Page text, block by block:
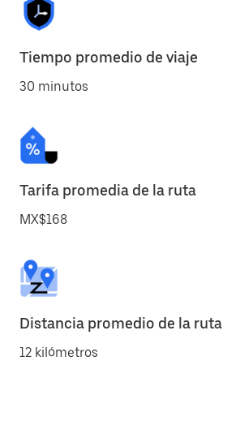
Tiempo promedio de viaje
30 minutos
Tarifa promedia de la ruta
MX$168
Distancia promedio de la ruta
12 kilómetros